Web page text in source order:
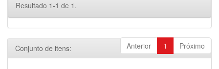
Resultado 1-1 de 1.
Anterior 1 Próximo
Conjunto de itens: